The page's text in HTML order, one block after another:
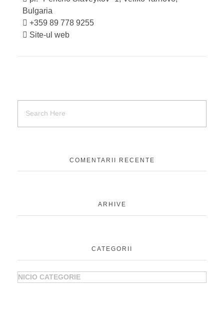
Bulgaria
+359 89 778 9255
Site-ul web
COMENTARII RECENTE
ARHIVE
CATEGORII
NICIO CATEGORIE